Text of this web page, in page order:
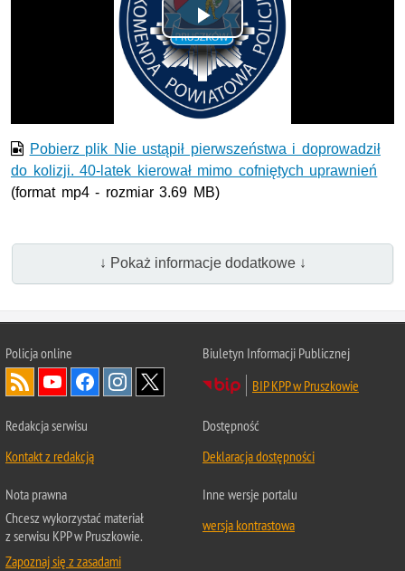
Odtwórz
wideo
Pobierz plik Nie ustąpił pierwszeństwa i doprowadził
do kolizji. 40-latek kierował mimo cofniętych uprawnień
(format mp4 - rozmiar 3.69 MB)
↓ Pokaż informacje dodatkowe ↓
Policja online
Biuletyn Informacji Publicznej
BIP KPP w Pruszkowie
Redakcja serwisu
Kontakt z redakcją
Dostępność
Deklaracja dostępności
Nota prawna
Chcesz wykorzystać materiał
z serwisu KPP w Pruszkowie.
Zapoznaj się z zasadami
Inne wersje portalu
wersja kontrastowa